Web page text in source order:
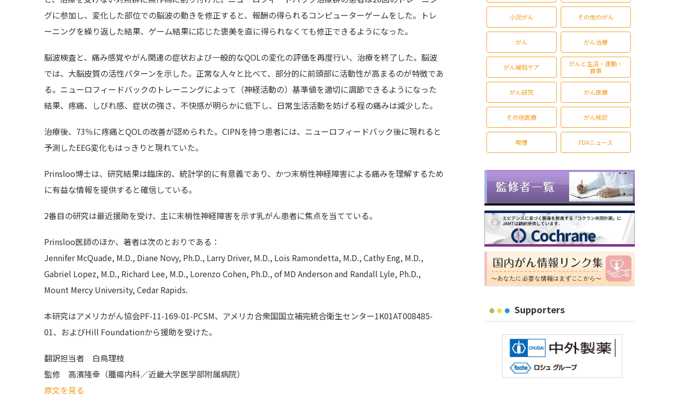
グに参加し、変化した部位での脳波の動きを修正すると、報酬の得られるコンピューターゲームをした。トレ
ーニングを繰り返した結果、ゲーム結果に応じた褒美を直に得られなくても修正できるようになった。
脳波検査と、痛み感覚やがん関連の症状および一般的なQOLの変化の評価を再度行い、治療を終了した。脳波
では、大脳皮質の活性パターンを示した。正常な人々と比べて、部分的に前頭部に活動性が高まるのが特徴であ
る。ニューロフィードバックのトレーニングによって（神経活動の）基準値を適切に調節できるようになった
結果、疼痛、しびれ感、症状の強さ、不快感が明らかに低下し、日常生活活動を妨げる程の痛みは減少した。
治療後、73％に疼痛とQOLの改善が認められた。CIPNを持つ患者には、ニューロフィードバック後に現れると
予測したEEG変化もはっきりと現れていた。
Prinsloo博士は、研究結果は臨床的、統計学的に有意義であり、かつ末梢性神経障害による痛みを理解するため
に有益な情報を提供すると確信している。
2番目の研究は最近援助を受け、主に末梢性神経障害を示す乳がん患者に焦点を当てている。
Prinsloo医師のほか、著者は次のとおりである：
Jennifer McQuade, M.D., Diane Novy, Ph.D., Larry Driver, M.D., Lois Ramondetta, M.D., Cathy Eng, M.D.,
Gabriel Lopez, M.D., Richard Lee, M.D., Lorenzo Cohen, Ph.D., of MD Anderson and Randall Lyle, Ph.D.,
Mount Mercy University, Cedar Rapids.
本研究はアメリカがん協会PF-11-169-01-PCSM、アメリカ合衆国国立補完統合衛生センター1K01AT008485-
01、およびHill Foundationから援助を受けた。
翻訳担当者 白鳥理枝
監修 高濱隆幸（腫瘍内科／近畿大学医学部附属病院）
原文を見る
小児がん その他のがん
がん がん治療
がん緩和ケア
がんと生活・運動・
食事
がん研究 がん医療
その他医療 がん検診
喫煙 FDAニュース
Supporters